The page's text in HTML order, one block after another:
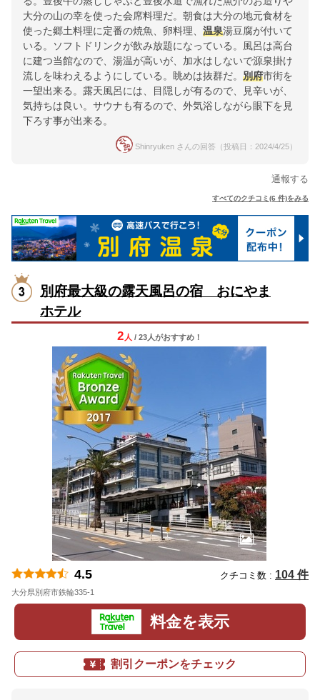
大分の山の幸を使った会席料理だ。朝食は大分の地元食材を
使った郷土料理に定番の焼魚、卵料理、 温泉湯豆腐が付いて
いる。ソフトドリンクが飲み放題になっている。風呂は高台
に建つ当館なので、湯温が高いが、加水はしないで源泉掛け
流しを味わえるようにしている。眺めは抜群だ。 別府市街を
一望出来る。露天風呂には、目隠しが有るので、見辛いが、
気持ちは良い。サウナも有るので、外気浴しながら眼下を見
下ろす事が出来る。
Shinryuken さんの回答（投稿日：2024/4/25）
通報する
すべてのクチコミ(6 件)をみる
別府最大級の露天風呂の宿 おにやま
ホテル
2 人 / 23人がおすすめ！
4.5 クチコミ数 : 104 件
大分県別府市鉄輪335-1
料金を表示
割引クーポンをチェック